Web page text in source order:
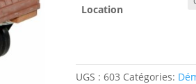
Location
UGS : 603 Catégories: